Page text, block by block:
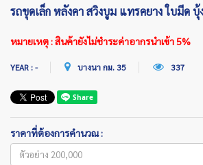
รถขุดเล็ก หลังคา สวิงบูม แทรคยาง ใบมีด
หมายเหตุ : สินค้ายังไม่ชำระค่าอากรนำเข้า 5%
YEAR : - บางนา กม. 35 337
ราคาที่ต้องการคำนวณ :